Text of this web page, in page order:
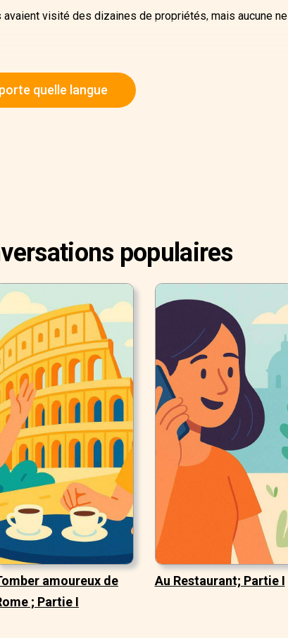
visité des dizaines de propriétés, mais aucune ne
quelle langue
populaires
amoureux de
; Partie I
Au Restaurant; Partie I